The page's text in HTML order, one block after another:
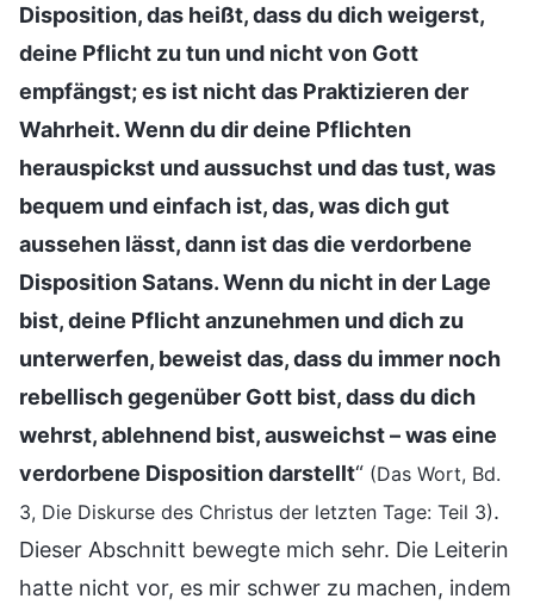
Disposition, das heißt, dass du dich weigerst,
deine Pflicht zu tun und nicht von Gott
empfängst; es ist nicht das Praktizieren der
Wahrheit. Wenn du dir deine Pflichten
herauspickst und aussuchst und das tust, was
bequem und einfach ist, das, was dich gut
aussehen lässt, dann ist das die verdorbene
Disposition Satans. Wenn du nicht in der Lage
bist, deine Pflicht anzunehmen und dich zu
unterwerfen, beweist das, dass du immer noch
rebellisch gegenüber Gott bist, dass du dich
wehrst, ablehnend bist, ausweichst – was eine
verdorbene Disposition darstellt“ (Das Wort, Bd.
3, Die Diskurse des Christus der letzten Tage: Teil 3).
Dieser Abschnitt bewegte mich sehr. Die Leiterin
hatte nicht vor, es mir schwer zu machen, indem